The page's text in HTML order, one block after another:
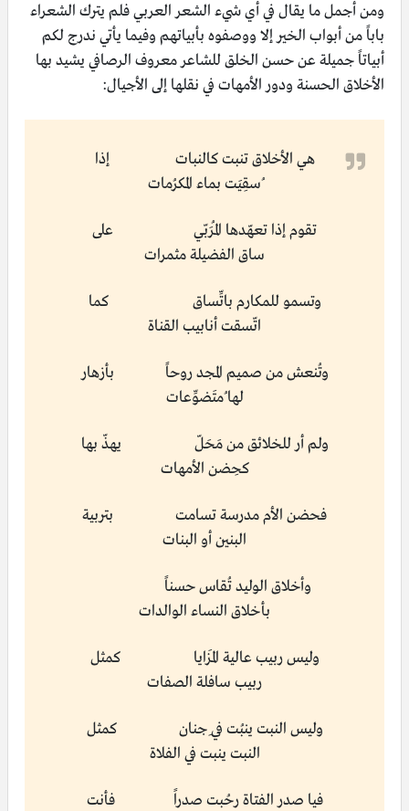
ومن أجمل ما يقال في أي شيء الشعر العربي فلم يترك الشعراء
باباً من أبواب الخير إلا ووصفوه بأبياتهم وفيما يأتي ندرج لكم
أبياتاً جميلة عن حسن الخلق للشاعر معروف الرصافي يشيد بها
الأخلاق الحسنة ودور الأمهات في نقلها إلى الأجيال:
هي الأخلاق تنبت كالنبات إذا
ُسقِيَت بماء المكرُمات
تقوم إذا تعهّدها المُرَبّي على
ساق الفضيلة مثمرات
وتسمو للمكارم باتِّساق كما
اتّسقت أنابيب القناة
وتُنعش من صميم المجد روحاً بأزهار
لها ُمتَضوِّعات
ولم أر للخلائق من مَحَلّ يهذّ بها
كحِضن الأمهات
فحضن الأم مدرسة تسامت بتربية
البنين أو البنات
وأخلاق الوليد تُقاس حسناً
بأخلاق النساء الوالدات
وليس ربيب عالية المَزايا كمثل
ربيب سافلة الصفات
وليس النبت ينبُت في ِجنان كمثل
النبت ينبت في الفلاة
فيا صدر الفتاة رحُبت صدراً فأنت